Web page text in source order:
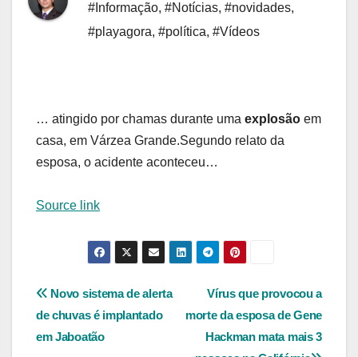
#Informação, #Notícias, #novidades,
#playagora, #política, #Vídeos
… atingido por chamas durante uma explosão em
casa, em Várzea Grande.Segundo relato da
esposa, o acidente aconteceu…
Source link
Navegação
de
Vírus que provocou a
morte da esposa de Gene
Hackman mata mais 3
Novo sistema de alerta
de chuvas é implantado
em Jaboatão